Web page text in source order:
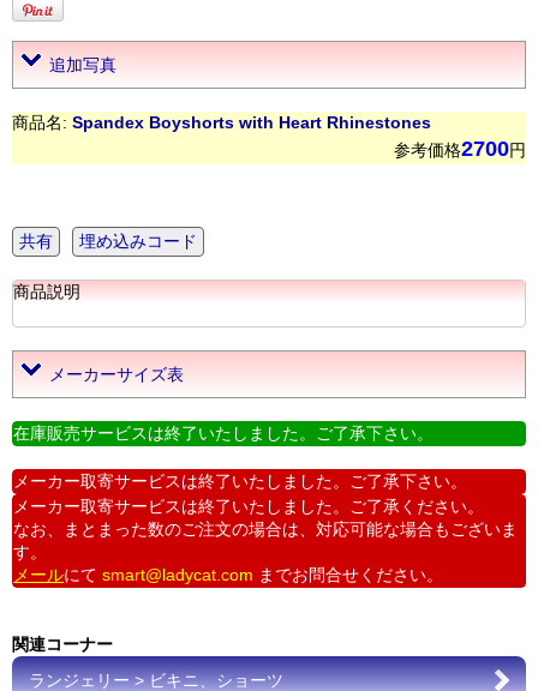
追加写真
商品名: Spandex Boyshorts with Heart Rhinestones
参考価格2700円
共有 埋め込みコード
商品説明
メーカーサイズ表
在庫販売サービスは終了いたしました。ご了承下さい。
メーカー取寄サービスは終了いたしました。ご了承下さい。
メーカー取寄サービスは終了いたしました。ご了承ください。
なお、まとまった数のご注文の場合は、対応可能な場合もございま
す。
メールにて smart@ladycat.com までお問合せください。
関連コーナー
ランジェリー > ビキニ、ショーツ